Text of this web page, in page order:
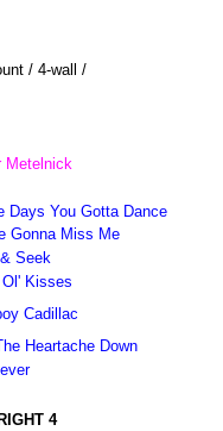
/ 4-wall /
Metelnick
Days You Gotta Dance
Gonna Miss Me
Seek
Ol' Kisses
Cadillac
Heartache Down
4